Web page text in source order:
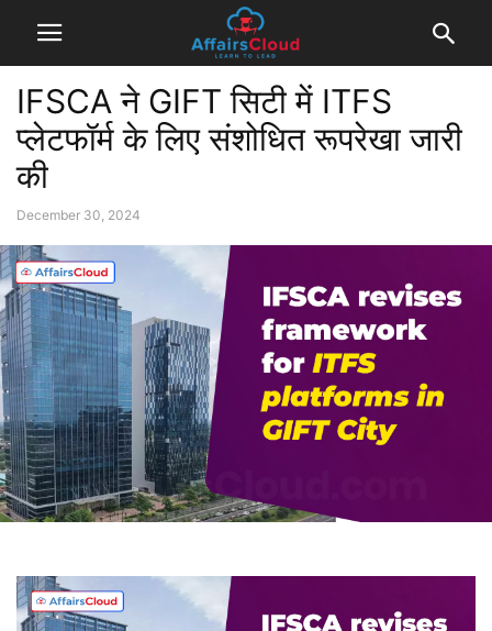
IFSCA ने GIFT सिटी में ITFS
प्लेटफॉर्म के लिए संशोधित रूपरेखा जारी
की
December 30, 2024